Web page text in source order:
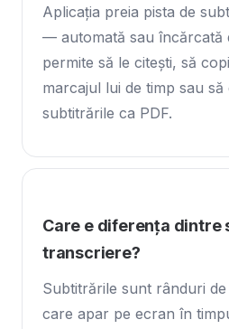
Aplicația preia pista de
— automată sau
permite să le citești, să
marcajul lui de timp sau
subtitrările ca PDF.
Care e diferența dintre
transcriere?
Subtitrările sunt rânduri
care apar pe ecran în